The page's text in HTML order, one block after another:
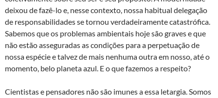
deixou de fazê-lo e, nesse contexto, nossa habitual delegação
de responsabilidades se tornou verdadeiramente catastrófica.
Sabemos que os problemas ambientais hoje são graves e que
não estão asseguradas as condições para a perpetuação de
nossa espécie e talvez de mais nenhuma outra em nosso, até o
momento, belo planeta azul. E o que fazemos a respeito?
Cientistas e pensadores não são imunes a essa letargia. Somos